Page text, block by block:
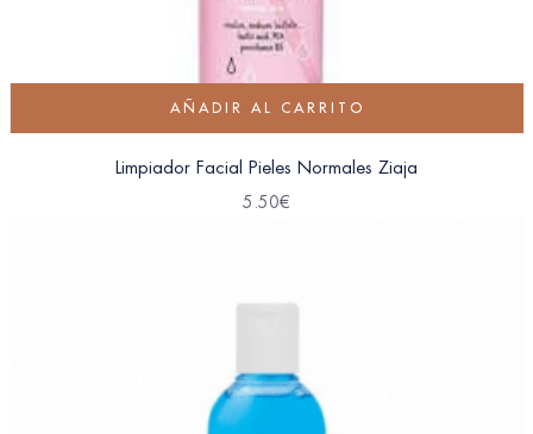
AÑADIR AL CARRITO
Limpiador Facial Pieles Normales Ziaja
5.50€